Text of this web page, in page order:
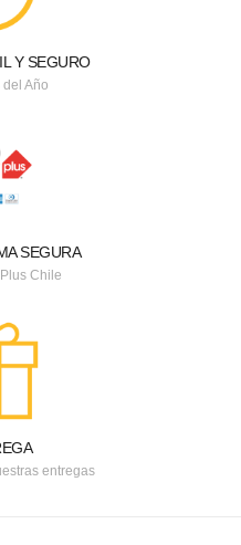
Y SEGURO
Año
SEGURA
Chile
entregas